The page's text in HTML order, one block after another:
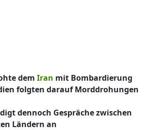
dem Iran mit Bombardierung
folgten darauf Morddrohungen
dennoch Gespräche zwischen
Ländern an